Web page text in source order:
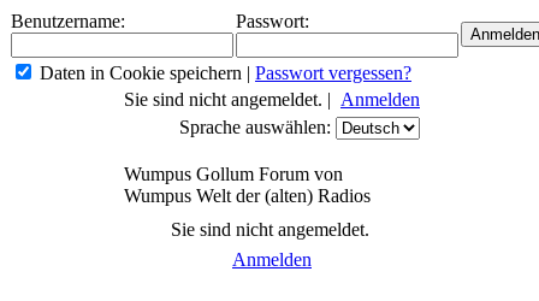
Benutzername: Passwort:
Daten in Cookie speichern | Passwort vergessen?
Sie sind nicht angemeldet. | Anmelden
Sprache auswählen:
Wumpus Gollum Forum von
Wumpus Welt der (alten) Radios
Sie sind nicht angemeldet.
Anmelden